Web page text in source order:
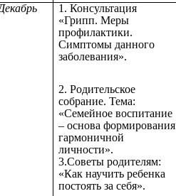
1. Консультация
«Грипп. Меры
профилактики.
Симптомы данного
заболевания».
2. Родительское
собрание. Тема:
«Семейное воспитание
– основа формирования
гармоничной
личности».
3.Советы родителям:
«Как научить ребенка
постоять за себя».